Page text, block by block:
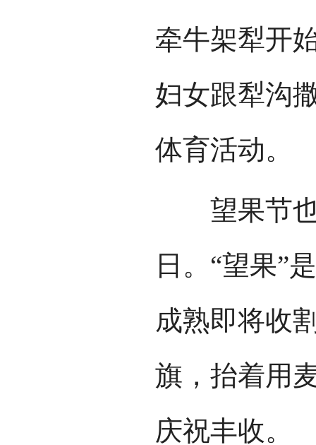
牵牛架犁开
妇女跟犁沟
体育活动。
望果节也
日。“望果”
成熟即将收
旗，抬着用
庆祝丰收。